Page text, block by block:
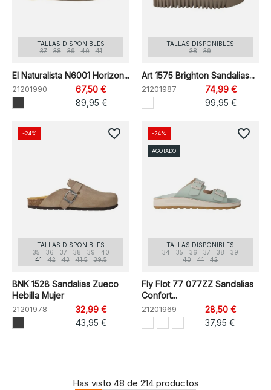
TALLAS DISPONIBLES
37
38 39 40 41
El Naturalista N6001 Horizon...
21201990
67,50 €
89,95 €
TALLAS DISPONIBLES
38
39
Art 1575 Brighton Sandalias...
21201987
74,99 €
99,95 €
TALLAS DISPONIBLES
35
36 37 38 39
40
41
42 43 41.5 39.5
BNK 1528 Sandalias Zueco
Hebilla Mujer
21201978
32,99 €
43,95 €
-24% favorite_border
TALLAS DISPONIBLES
34
35 36 37 38
39
40
41 42
Fly Flot 77 077ZZ Sandalias
Confort...
21201969
28,50 €
37,95 €
-24%
AGOTADO
favorite_border
Has visto 48 de 214 productos